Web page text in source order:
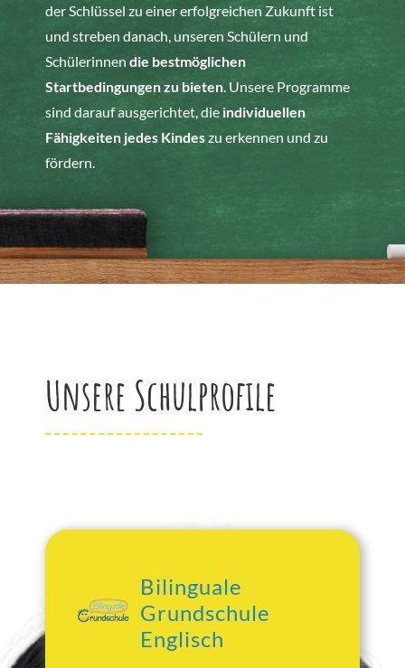
der Schlüssel zu einer erfolgreichen Zukunft ist
und streben danach, unseren Schülern und
Schülerinnen die bestmöglichen
Startbedingungen zu bieten. Unsere Programme
sind darauf ausgerichtet, die individuellen
Fähigkeiten jedes Kindeszu erkennen und zu
fördern.
Unsere Schulprofile
Bilinguale
Grundschule
Englisch